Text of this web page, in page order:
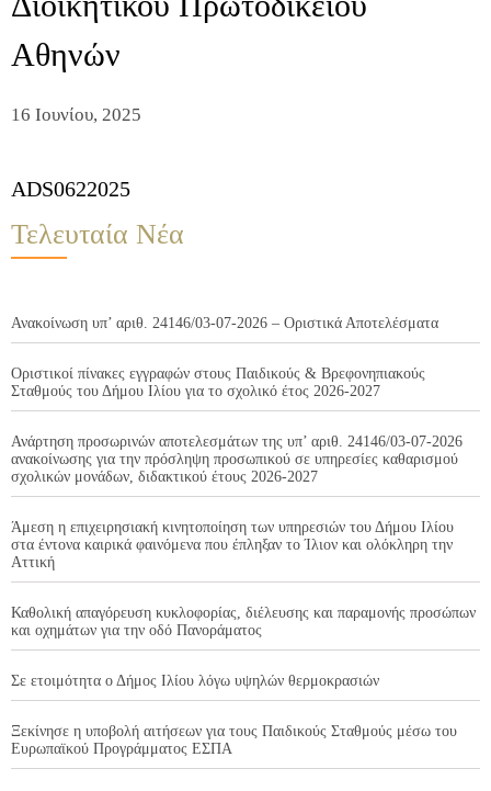
Αθηνών
16 Ιουνίου, 2025
ADS0622025
Τελευταία Νέα
Ανακοίνωση υπ’ αριθ. 24146/03-07-2026 – Οριστικά Αποτελέσματα
Οριστικοί πίνακες εγγραφών στους Παιδικούς & Βρεφονηπιακούς
Σταθμούς του Δήμου Ιλίου για το σχολικό έτος 2026-2027
Ανάρτηση προσωρινών αποτελεσμάτων της υπ’ αριθ. 24146/03-07-2026
ανακοίνωσης για την πρόσληψη προσωπικού σε υπηρεσίες καθαρισμού
σχολικών μονάδων, διδακτικού έτους 2026-2027
Άμεση η επιχειρησιακή κινητοποίηση των υπηρεσιών του Δήμου Ιλίου
στα έντονα καιρικά φαινόμενα που έπληξαν το Ίλιον και ολόκληρη την
Αττική
Καθολική απαγόρευση κυκλοφορίας, διέλευσης και παραμονής προσώπων
και οχημάτων για την οδό Πανοράματος
Σε ετοιμότητα ο Δήμος Ιλίου λόγω υψηλών θερμοκρασιών
Ξεκίνησε η υποβολή αιτήσεων για τους Παιδικούς Σταθμούς μέσω του
Ευρωπαϊκού Προγράμματος ΕΣΠΑ